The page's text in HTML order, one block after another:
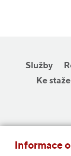
Služby
Ke
Informace